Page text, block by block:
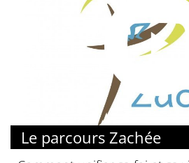
Le parcours Zachée